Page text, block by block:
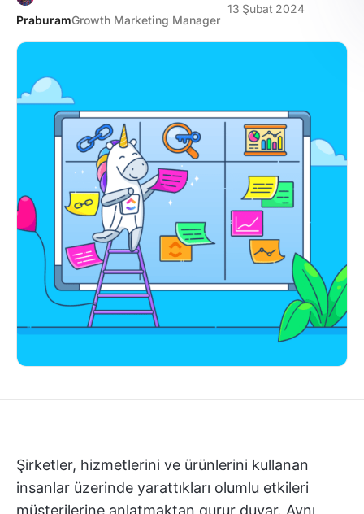
PraburamGrowth Marketing Manager
13 Şubat 2024
Şirketler, hizmetlerini ve ürünlerini kullanan
insanlar üzerinde yarattıkları olumlu etkileri
müşterilerine anlatmaktan gurur duyar. Aynı